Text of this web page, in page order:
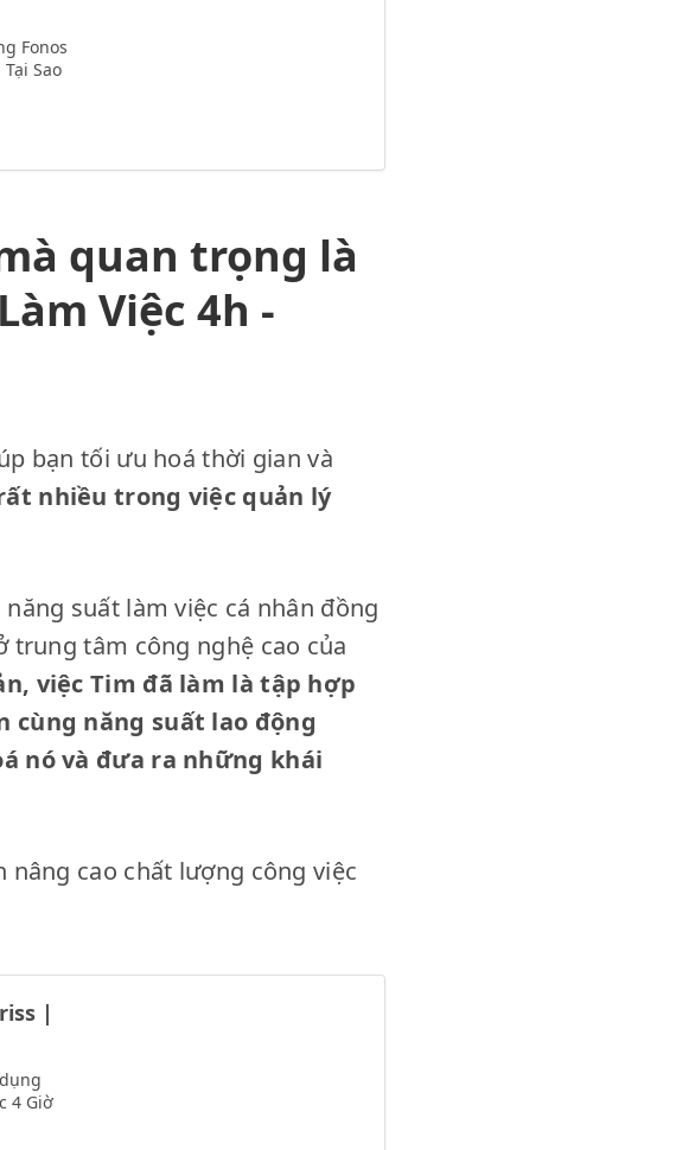
Fonos
Sao
quan trọng là
Việc 4h -
bạn tối ưu hoá thời gian và
nhiều trong việc quản lý
suất làm việc cá nhân đồng
tâm công nghệ cao của
việc Tim đã làm là tập hợp
cùng năng suất lao động
nó và đưa ra những khái
nâng cao chất lượng công việc
|
4 Giờ